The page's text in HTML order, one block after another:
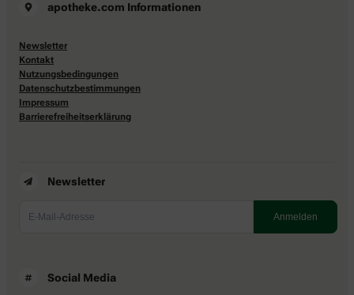
apotheke.com Informationen
Newsletter
Kontakt
Nutzungsbedingungen
Datenschutzbestimmungen
Impressum
Barrierefreiheitserklärung
Newsletter
Social Media